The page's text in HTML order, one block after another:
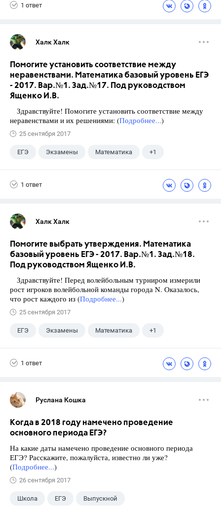
1 ответ
Халк Халк
Помогите установить соответствие между
неравенствами. Математика базовый уровень ЕГЭ
- 2017. Вар.№1. Зад.№17. Под руководством
Ященко И.В.
Здравствуйте! Помогите установить соответствие между
неравенствами и их решениями: (Подробнее...)
25 сентября 2017
ЕГЭ Экзамены Математика +1
1 ответ
Халк Халк
Помогите выбрать утверждения. Математика
базовый уровень ЕГЭ - 2017. Вар.№1. Зад.№18.
Под руководством Ященко И.В.
Здравствуйте! Перед волейбольным турниром измерили
рост игроков волейбольной команды города N. Оказалось,
что рост каждого из (Подробнее...)
25 сентября 2017
ЕГЭ Экзамены Математика +1
1 ответ
Руслана Кошка
Когда в 2018 году намечено проведение
основного периода ЕГЭ?
На какие даты намечено проведение основного периода
ЕГЭ? Расскажите, пожалуйста, известно ли уже?
(Подробнее...)
26 сентября 2017
Школа ЕГЭ Выпускной